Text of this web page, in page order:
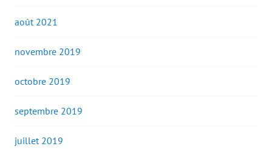
août 2021
novembre 2019
octobre 2019
septembre 2019
juillet 2019